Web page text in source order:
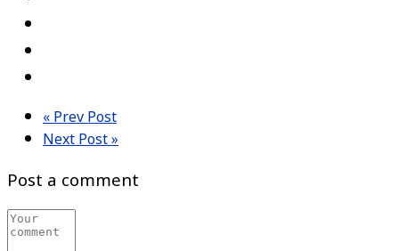
« Prev Post
Next Post »
Post a comment